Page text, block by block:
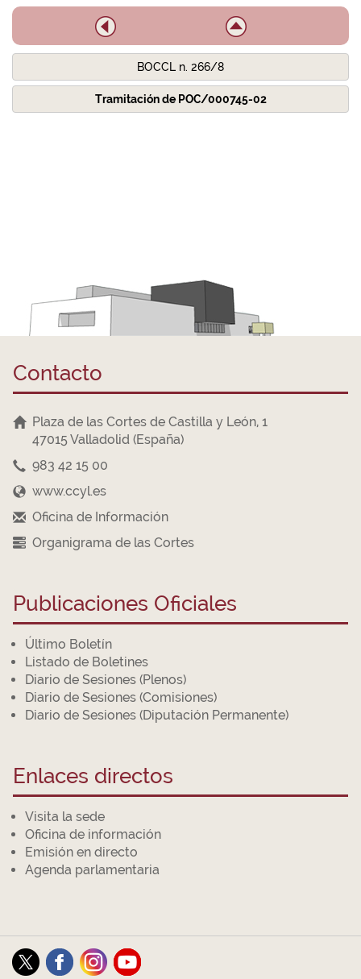
BOCCL n. 266/8
Tramitación de POC/000745-02
Contacto
Plaza de las Cortes de Castilla y León, 1
47015 Valladolid (España)
983 42 15 00
www.ccyl.es
Oficina de Información
Organigrama de las Cortes
Publicaciones Oficiales
Último Boletín
Listado de Boletines
Diario de Sesiones (Plenos)
Diario de Sesiones (Comisiones)
Diario de Sesiones (Diputación Permanente)
Enlaces directos
Visita la sede
Oficina de información
Emisión en directo
Agenda parlamentaria